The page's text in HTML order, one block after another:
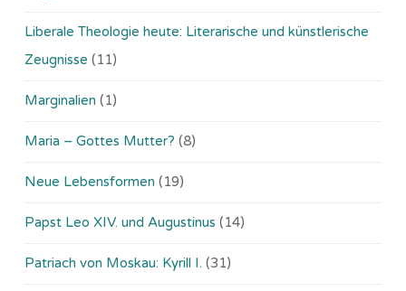
Liberale Theologie heute: Literarische und künstlerische
Zeugnisse (11)
Marginalien (1)
Maria – Gottes Mutter? (8)
Neue Lebensformen (19)
Papst Leo XIV. und Augustinus (14)
Patriach von Moskau: Kyrill I. (31)